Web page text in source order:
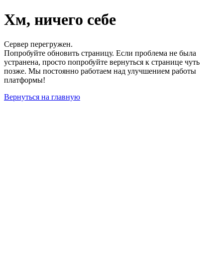
Хм, ничего себе
Сервер перегружен.
Попробуйте обновить страницу. Если проблема не была
устранена, просто попробуйте вернуться к странице чуть
позже. Мы постоянно работаем над улучшением работы
платформы!
Вернуться на главную